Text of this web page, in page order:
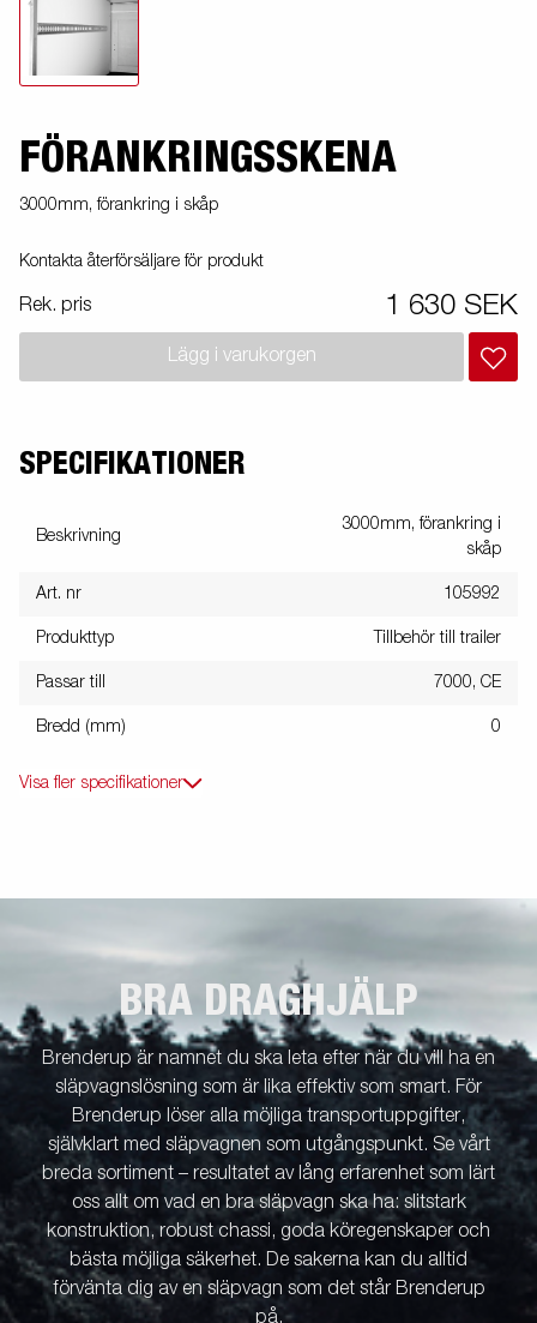
FÖRANKRINGSSKENA
3000mm, förankring i skåp
Kontakta återförsäljare för produkt
Rek. pris 1 630 SEK
Lägg i varukorgen
SPECIFIKATIONER
Beskrivning
3000mm, förankring i
skåp
Art. nr 105992
Produkttyp Tillbehör till trailer
Passar till 7000, CE
Bredd (mm) 0
Visa fler specifikationer
BRA DRAGHJÄLP
Brenderup är namnet du ska leta efter när du vill ha en
släpvagnslösning som är lika effektiv som smart. För
Brenderup löser alla möjliga transportuppgifter,
självklart med släpvagnen som utgångspunkt. Se vårt
breda sortiment – resultatet av lång erfarenhet som lärt
oss allt om vad en bra släpvagn ska ha: slitstark
konstruktion, robust chassi, goda köregenskaper och
bästa möjliga säkerhet. De sakerna kan du alltid
förvänta dig av en släpvagn som det står Brenderup
på.